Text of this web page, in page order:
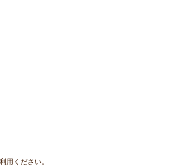
用ください。